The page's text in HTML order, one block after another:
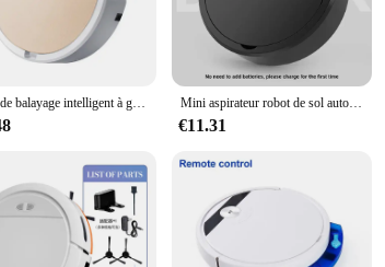
design makes it easy to maneuver, allowing you to
ensures that the broom is always ready for use. This
and style, making it an excellent choice for vendors,
Robot de balayage intelligent à grande eau, application mobile précieuse, télécommande, planification et ligne de livres, faible bruit, grande aspiration, 2000 Pa Mini aspirateur robot de sol automatique portable, balayeuse domestique 3 en 1, aste par USB, support et séchage
€11.31